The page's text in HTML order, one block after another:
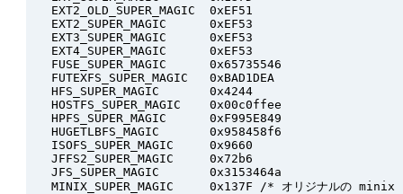
   EXT2_OLD_SUPER_MAGIC  0xEF51
   EXT2_SUPER_MAGIC      0xEF53
   EXT3_SUPER_MAGIC      0xEF53
   EXT4_SUPER_MAGIC      0xEF53
   FUSE_SUPER_MAGIC      0x65735546
   FUTEXFS_SUPER_MAGIC   0xBAD1DEA
   HFS_SUPER_MAGIC       0x4244
   HOSTFS_SUPER_MAGIC    0x00c0ffee
   HPFS_SUPER_MAGIC      0xF995E849
   HUGETLBFS_MAGIC       0x958458f6
   ISOFS_SUPER_MAGIC     0x9660
   JFFS2_SUPER_MAGIC     0x72b6
   JFS_SUPER_MAGIC       0x3153464a
MINIX_SUPER_MAGIC     0x137F /* オリジナルの minix